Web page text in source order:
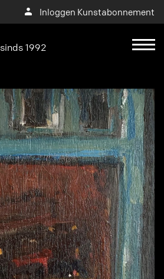
Inloggen Kunstabonnement
sinds 1992